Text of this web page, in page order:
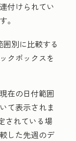
付けられてい
。
別に比較する
クボックスを
在の日付範囲
て表示されま
されている場
した先週のデ